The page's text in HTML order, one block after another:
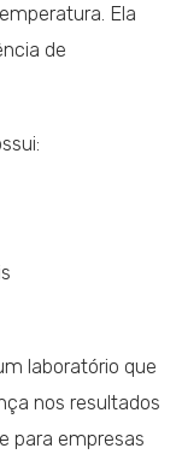
Ela
de
laboratório que
nos resultados
para empresas